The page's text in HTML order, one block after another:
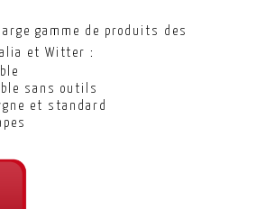
gamme de produits des
et Witter :
sans outils
et standard